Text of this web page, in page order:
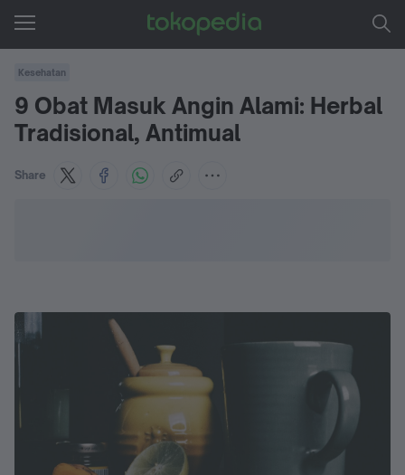
Kesehatan
9 Obat Masuk Angin Alami: Herbal
Tradisional, Antimual
Share